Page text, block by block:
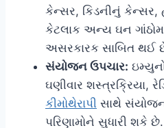
કેન્સર, કિડનીનું કેન્સર,
કેટલાક અન્ય ઘન
અસરકારક સાબિત થઈ
સંયોજન ઉપચાર:
ઘણીવાર શસ્ત્રક્રિયા,
કીમોથેરાપી સાથે
પરિણામોને સુધારી શકે છે.